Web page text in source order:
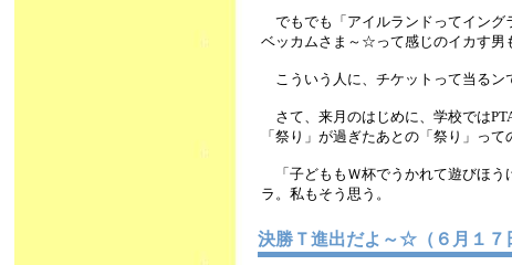
でもでも「アイルランドってイング
ベッカムさま～☆って感じのイカす男
こういう人に、チケットって当るン
さて、来月のはじめに、学校では
「祭り」が過ぎたあとの「祭り」っ
「子どももＷ杯でうかれて遊びほう
ラ。私もそう思う。
決勝Ｔ進出だよ～☆（６月１